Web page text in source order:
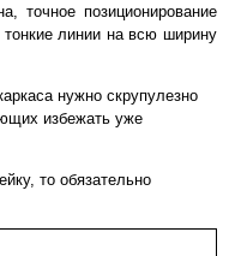
точное позиционирование
линии на всю ширину
нужно скрупулезно
избежать уже
то обязательно